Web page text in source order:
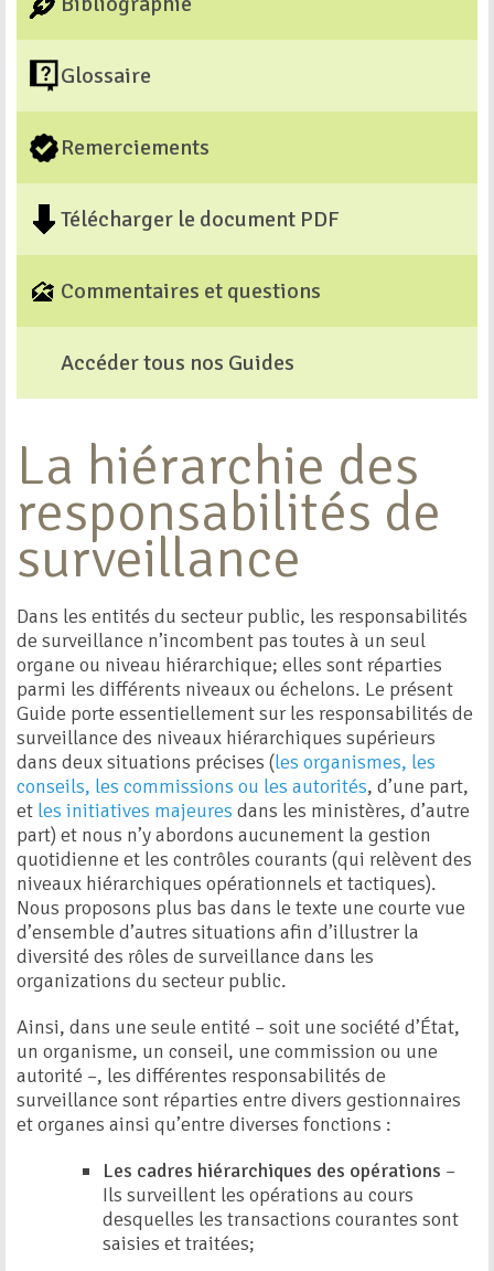
Glossaire
Remerciements
Télécharger le document PDF
Commentaires et questions
Accéder tous nos Guides
La hiérarchie des
responsabilités de
surveillance
Dans les entités du secteur public, les responsabilités
de surveillance n’incombent pas toutes à un seul
organe ou niveau hiérarchique; elles sont réparties
parmi les différents niveaux ou échelons. Le présent
Guide porte essentiellement sur les responsabilités de
surveillance des niveaux hiérarchiques supérieurs
dans deux situations précises (les organismes, les
conseils, les commissions ou les autorités, d’une part,
et les initiatives majeures dans les ministères, d’autre
part) et nous n’y abordons aucunement la gestion
quotidienne et les contrôles courants (qui relèvent des
niveaux hiérarchiques opérationnels et tactiques).
Nous proposons plus bas dans le texte une courte vue
d’ensemble d’autres situations afin d’illustrer la
diversité des rôles de surveillance dans les
organizations du secteur public.
Ainsi, dans une seule entité – soit une société d’État,
un organisme, un conseil, une commission ou une
autorité –, les différentes responsabilités de
surveillance sont réparties entre divers gestionnaires
et organes ainsi qu’entre diverses fonctions :
Les cadres hiérarchiques des opérations –
Ils surveillent les opérations au cours
desquelles les transactions courantes sont
saisies et traitées;